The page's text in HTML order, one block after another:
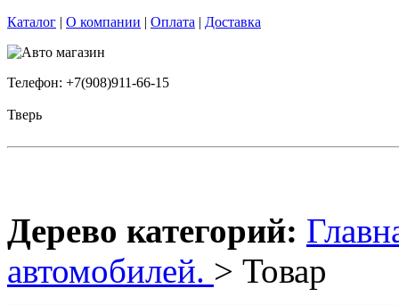
Каталог | О компании | Оплата | Доставка
Телефон: +7(908)911-66-15
Тверь
Дерево категорий:
автомобилей. > Товар